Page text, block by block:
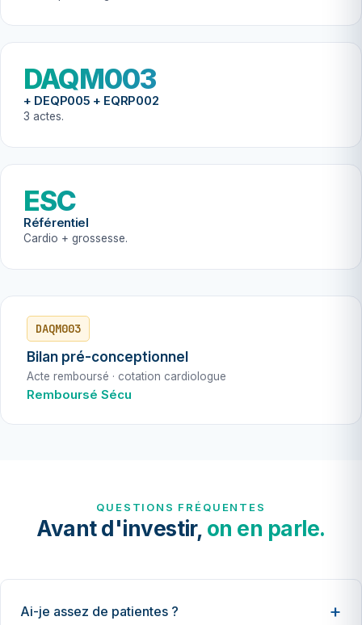
DAQM003
+ DEQP005 + EQRP002
3 actes.
ESC
Référentiel
Cardio + grossesse.
DAQM003
Bilan pré-conceptionnel
Acte remboursé · cotation cardiologue
Remboursé Sécu
QUESTIONS FRÉQUENTES
Avant d'investir, on en parle.
Ai-je assez de patientes ?